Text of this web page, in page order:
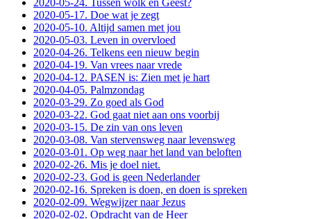
2020-05-24. Tussen wolk en Geest?
2020-05-17. Doe wat je zegt
2020-05-10. Altijd samen met jou
2020-05-03. Leven in overvloed
2020-04-26. Telkens een nieuw begin
2020-04-19. Van vrees naar vrede
2020-04-12. PASEN is: Zien met je hart
2020-04-05. Palmzondag
2020-03-29. Zo goed als God
2020-03-22. God gaat niet aan ons voorbij
2020-03-15. De zin van ons leven
2020-03-08. Van stervensweg naar levensweg
2020-03-01. Op weg naar het land van beloften
2020-02-26. Mis je doel niet.
2020-02-23. God is geen Nederlander
2020-02-16. Spreken is doen, en doen is spreken
2020-02-09. Wegwijzer naar Jezus
2020-02-02. Opdracht van de Heer